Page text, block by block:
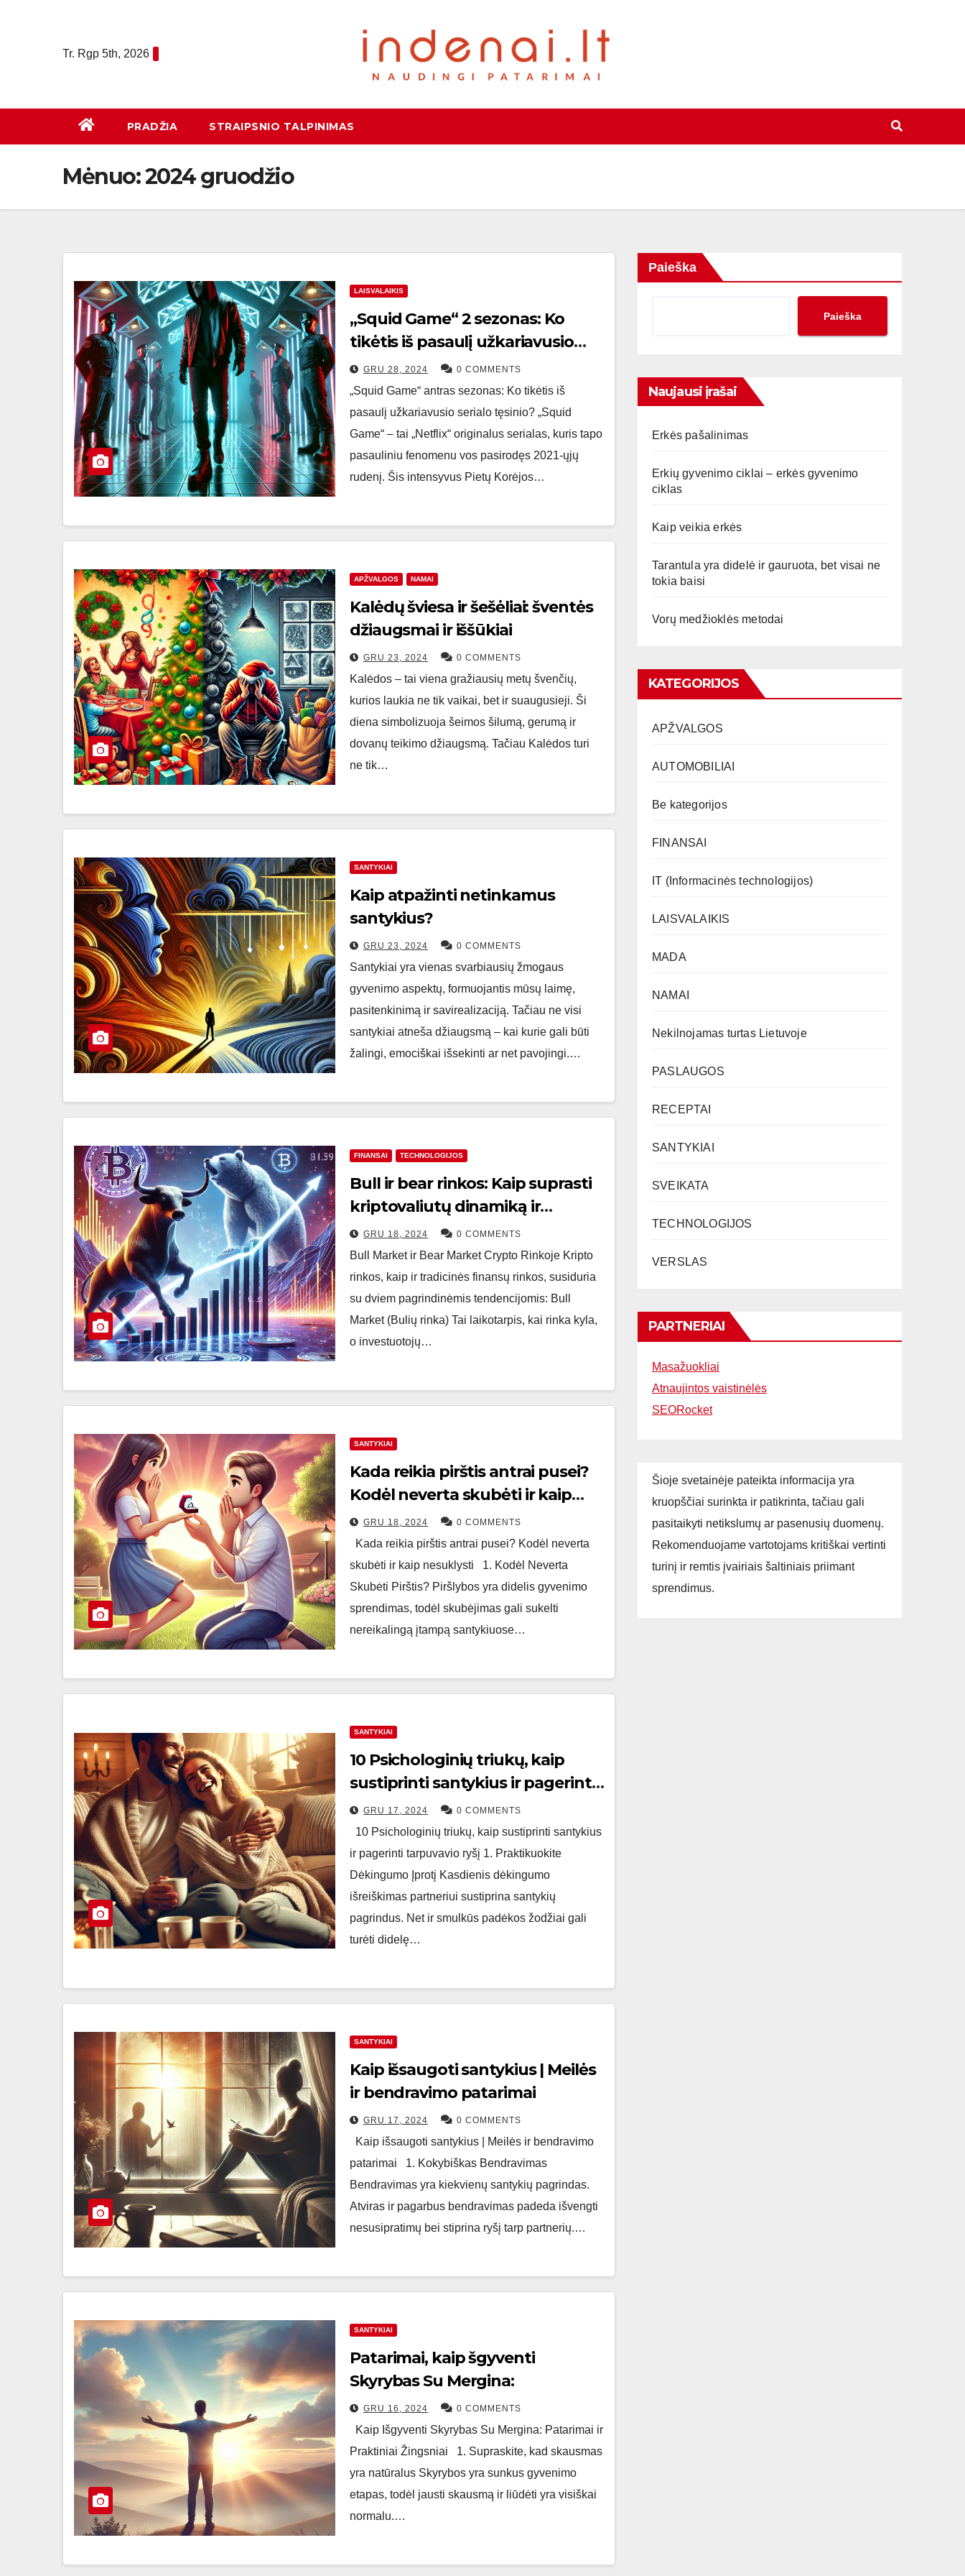
Tr. Rgp 5th, 2026
PRADŽIA STRAIPSNIO TALPINIMAS
Mėnuo:2024 gruodžio
LAISVALAIKIS
„Squid Game“ 2 sezonas: Ko
tikėtis iš pasaulį užkariavusio
serialo tęsinio?
GRU 28, 2024 0 COMMENTS
„Squid Game“ antras sezonas: Ko tikėtis iš
pasaulį užkariavusio serialo tęsinio? „Squid
Game“ – tai „Netflix“ originalus serialas, kuris tapo
pasauliniu fenomenu vos pasirodęs 2021-ųjų
rudenį. Šis intensyvus Pietų Korėjos…
APŽVALGOS NAMAI
Kalėdų šviesa ir šešėliai: šventės
džiaugsmai ir iššūkiai
GRU 23, 2024 0 COMMENTS
Kalėdos – tai viena gražiausių metų švenčių,
kurios laukia ne tik vaikai, bet ir suaugusieji. Ši
diena simbolizuoja šeimos šilumą, gerumą ir
dovanų teikimo džiaugsmą. Tačiau Kalėdos turi
ne tik…
SANTYKIAI
Kaip atpažinti netinkamus
santykius?
GRU 23, 2024 0 COMMENTS
Santykiai yra vienas svarbiausių žmogaus
gyvenimo aspektų, formuojantis mūsų laimę,
pasitenkinimą ir savirealizaciją. Tačiau ne visi
santykiai atneša džiaugsmą – kai kurie gali būti
žalingi, emociškai išsekinti ar net pavojingi.…
FINANSAI TECHNOLOGIJOS
Bull ir bear rinkos: Kaip suprasti
kriptovaliutų dinamiką ir
pasinaudoti Santa Rally
galimybėmis
GRU 18, 2024 0 COMMENTS
Bull Market ir Bear Market Crypto Rinkoje Kripto
rinkos, kaip ir tradicinės finansų rinkos, susiduria
su dviem pagrindinėmis tendencijomis: Bull
Market (Bulių rinka) Tai laikotarpis, kai rinka kyla,
o investuotojų…
SANTYKIAI
Kada reikia pirštis antrai pusei?
Kodėl neverta skubėti ir kaip
nesuklysti
GRU 18, 2024 0 COMMENTS
Kada reikia pirštis antrai pusei? Kodėl neverta
skubėti ir kaip nesuklysti 1. Kodėl Neverta
Skubėti Pirštis? Piršlybos yra didelis gyvenimo
sprendimas, todėl skubėjimas gali sukelti
nereikalingą įtampą santykiuose…
SANTYKIAI
10 Psichologinių triukų, kaip
sustiprinti santykius ir pagerinti
tarpuvavio ryšį
GRU 17, 2024 0 COMMENTS
10 Psichologinių triukų, kaip sustiprinti santykius
ir pagerinti tarpuvavio ryšį 1. Praktikuokite
Dėkingumo Įprotį Kasdienis dėkingumo
išreiškimas partneriui sustiprina santykių
pagrindus. Net ir smulkūs padėkos žodžiai gali
turėti didelę…
SANTYKIAI
Kaip išsaugoti santykius | Meilės
ir bendravimo patarimai
GRU 17, 2024 0 COMMENTS
Kaip išsaugoti santykius | Meilės ir bendravimo
patarimai 1. Kokybiškas Bendravimas
Bendravimas yra kiekvienų santykių pagrindas.
Atviras ir pagarbus bendravimas padeda išvengti
nesusipratimų bei stiprina ryšį tarp partnerių.…
SANTYKIAI
Patarimai, kaip šgyventi
Skyrybas Su Mergina:
GRU 16, 2024 0 COMMENTS
Kaip Išgyventi Skyrybas Su Mergina: Patarimai ir
Praktiniai Žingsniai 1. Supraskite, kad skausmas
yra natūralus Skyrybos yra sunkus gyvenimo
etapas, todėl jausti skausmą ir liūdėti yra visiškai
normalu.…
Paieška
Paieška
Naujausi įrašai
Erkės pašalinimas
Erkių gyvenimo ciklai – erkės gyvenimo
ciklas
Kaip veikia erkės
Tarantula yra didelė ir gauruota, bet visai ne
tokia baisi
Vorų medžioklės metodai
KATEGORIJOS
APŽVALGOS
AUTOMOBILIAI
Be kategorijos
FINANSAI
IT (Informacinės technologijos)
LAISVALAIKIS
MADA
NAMAI
Nekilnojamas turtas Lietuvoje
PASLAUGOS
RECEPTAI
SANTYKIAI
SVEIKATA
TECHNOLOGIJOS
VERSLAS
PARTNERIAI
Masažuokliai
Atnaujintos vaistinėlės
SEORocket
Šioje svetainėje pateikta informacija yra
kruopščiai surinkta ir patikrinta, tačiau gali
pasitaikyti netikslumų ar pasenusių duomenų.
Rekomenduojame vartotojams kritiškai vertinti
turinį ir remtis įvairiais šaltiniais priimant
sprendimus.